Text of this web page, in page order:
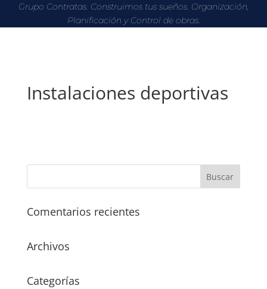
Grupo Contratas. Construimos tus sueños. Organización,
Planificación y Control de obras.
Instalaciones deportivas
Comentarios recientes
Archivos
Categorías